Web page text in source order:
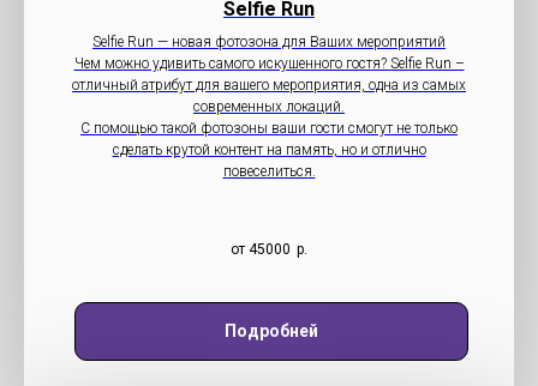
Selfie Run
Selfie Run — новая фотозона для Ваших мероприятий
Чем можно удивить самого искушенного гостя? Selfie Run –
отличный атрибут для вашего мероприятия, одна из самых
современных локаций.
С помощью такой фотозоны ваши гости смогут не только
сделать крутой контент на память, но и отлично
повеселиться.
от 45000 р.
Подробней